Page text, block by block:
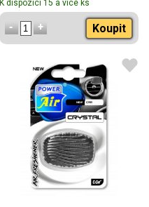
K dispozici 15 a více ks
Koupit